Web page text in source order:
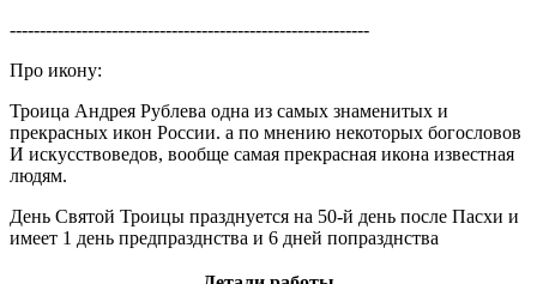
------------------------------------------------------------
Про икону:
Троица Андрея Рублева одна из самых знаменитых и
прекрасных икон России. а по мнению некоторых богословов
И искусствоведов, вообще самая прекрасная икона известная
людям.
День Святой Троицы празднуется на 50-й день после Пасхи и
имеет 1 день предпразднства и 6 дней попразднства